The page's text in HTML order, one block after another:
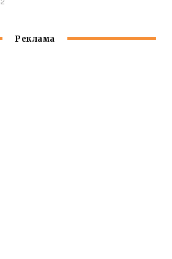
Реклама